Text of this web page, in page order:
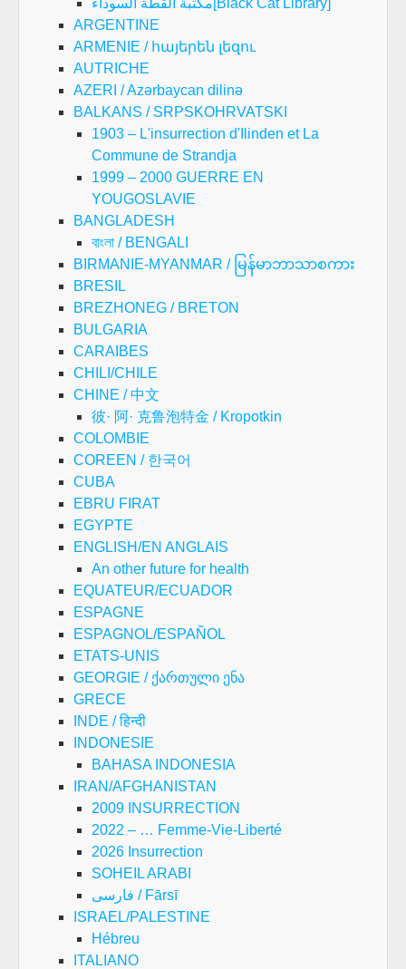
مكتبة القطة السوداء[Black Cat Library]
ARGENTINE
ARMENIE / հայերեն լեզու
AUTRICHE
AZERI / Azərbaycan dilinə
BALKANS / SRPSKOHRVATSKI
1903 – L'insurrection d'Ilinden et La
Commune de Strandja
1999 – 2000 GUERRE EN
YOUGOSLAVIE
BANGLADESH
বাংলা / BENGALI
BIRMANIE-MYANMAR / မြန်မာဘာသာစကား
BRESIL
BREZHONEG / BRETON
BULGARIA
CARAIBES
CHILI/CHILE
CHINE / 中文
彼· 阿· 克鲁泡特金 / Kropotkin
COLOMBIE
COREEN / 한국어
CUBA
EBRU FIRAT
EGYPTE
ENGLISH/EN ANGLAIS
An other future for health
EQUATEUR/ECUADOR
ESPAGNE
ESPAGNOL/ESPAÑOL
ETATS-UNIS
GEORGIE / ქართული ენა
GRECE
INDE / हिन्दी
INDONESIE
BAHASA INDONESIA
IRAN/AFGHANISTAN
2009 INSURRECTION
2022 – … Femme-Vie-Liberté
2026 Insurrection
SOHEIL ARABI
فارسی / Fārsī
ISRAEL/PALESTINE
Hébreu
ITALIANO